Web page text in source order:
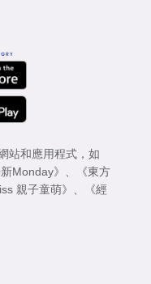
站和應用程式，如
新Monday》
《東方
親子童萌》
《經